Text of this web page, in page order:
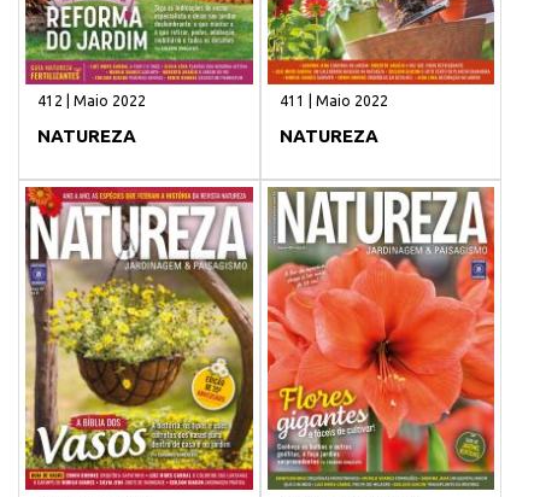
412 | Maio 2022
NATUREZA
411 | Maio 2022
NATUREZA